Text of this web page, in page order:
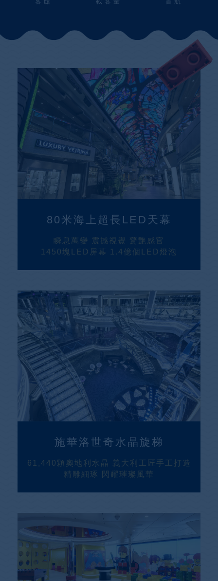
80米海上超長LED天幕
瞬息萬變 震撼視覺 驚艶感官
1450塊LED屏幕 1.4億個LED燈泡
施華洛世奇水晶旋梯
61,440顆奧地利水晶 義大利工匠手工打造
精雕細琢 閃耀璀璨風華